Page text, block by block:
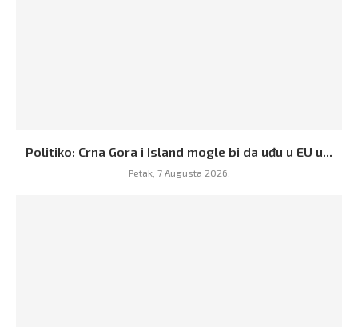
Politiko: Crna Gora i Island mogle bi da uđu u EU u...
Petak, 7 Augusta 2026,